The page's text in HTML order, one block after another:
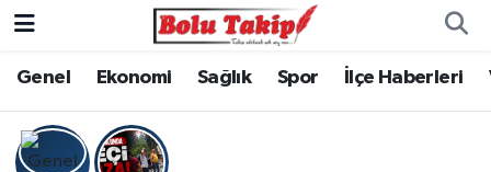
Genel Ekonomi Sağlık Spor İlçe Haberleri